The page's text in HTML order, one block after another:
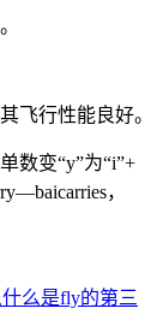
行性能良好。
数变“y”为“i”+
，
什么是fly的第三